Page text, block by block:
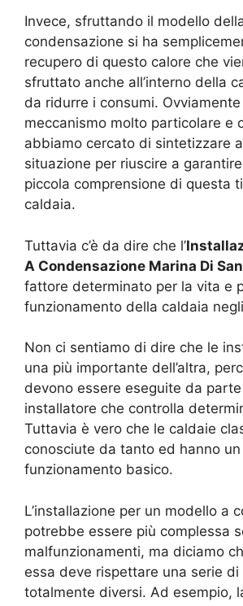
Invece, sfruttando il modello
condensazione si ha
recupero di questo calore che
sfruttato anche all’interno della
da ridurre i consumi. Ovviamente
meccanismo molto particolare e
abbiamo cercato di sintetizzare
situazione per riuscire a
piccola comprensione di questa
caldaia.
Tuttavia c’è da dire che l’
A Condensazione Marina Di
fattore determinato per la vita e
funzionamento della caldaia
Non ci sentiamo di dire che le
una più importante dell’altra,
devono essere eseguite da
installatore che controlla
Tuttavia è vero che le caldaie
conosciute da tanto ed hanno un
funzionamento basico.
L’installazione per un modello a
potrebbe essere più complessa
malfunzionamenti, ma diciamo
essa deve rispettare una serie di
totalmente diversi. Ad esempio,